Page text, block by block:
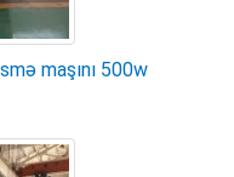
maşını 500w